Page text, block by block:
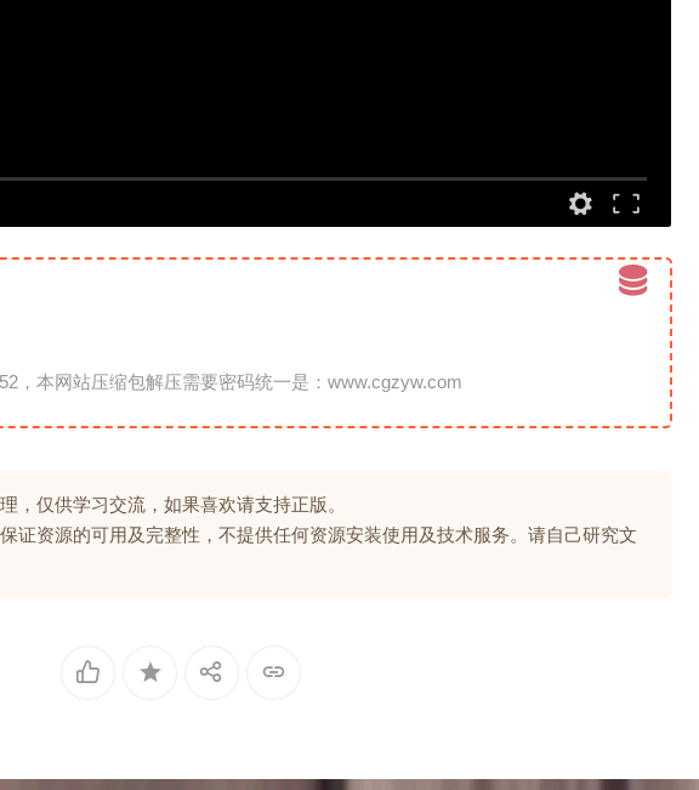
，本网站压缩包解压需要密码统一是：www.cgzyw.com
，仅供学习交流，如果喜欢请支持正版。
证资源的可用及完整性，不提供任何资源安装使用及技术服务。请自己研究文